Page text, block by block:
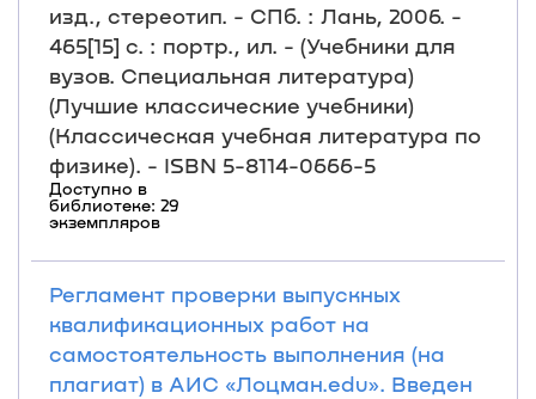
изд., стереотип. - СПб. : Лань, 2006. -
465[15] с. : портр., ил. - (Учебники для
вузов. Специальная литература)
(Лучшие классические учебники)
(Классическая учебная литература по
физике). - ISBN 5-8114-0666-5
Доступно в
библиотеке: 29
экземпляров
Регламент проверки выпускных
квалификационных работ на
самостоятельность выполнения (на
плагиат) в АИС «Лоцман.edu». Введен